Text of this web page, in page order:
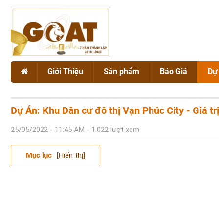
Giới Thiệu
Giới thiệu chung
Chứng chỉ chất lượng GOAT
Sản phẩm
NẮP HỐ GA
SONG CHẮN RÁC
Báo Giá
Dự án
Dự Án: Khu Dân cư đô thị Vạn Phúc City - Giá
25/05/2022 - 11:45 AM - 1.022 lượt xem
Mục lục [Hiển thị]